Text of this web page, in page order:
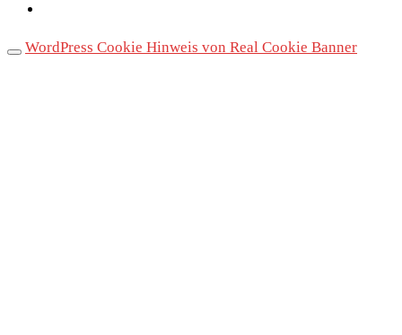
WordPress Cookie Hinweis von Real Cookie Banner